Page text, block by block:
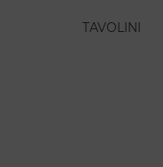
TAVOLINI